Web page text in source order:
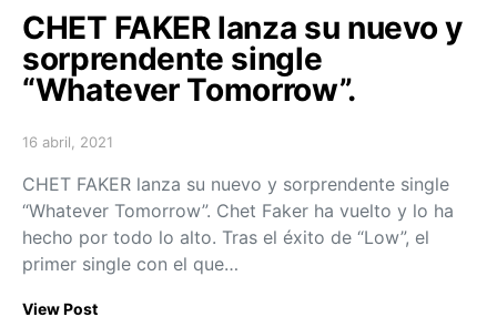
CHET FAKER lanza su nuevo y
sorprendente single
“Whatever Tomorrow”.
Posted on
16 abril, 2021
CHET FAKER lanza su nuevo y sorprendente single
“Whatever Tomorrow”. Chet Faker ha vuelto y lo ha
hecho por todo lo alto. Tras el éxito de “Low”, el
primer single con el que…
View Post